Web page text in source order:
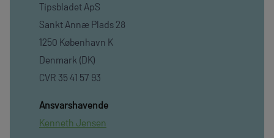
Tipsbladet ApS
Sankt Annæ Plads 28
1250 København K
Denmark (DK)
CVR 35 41 57 93
Ansvarshavende
Kenneth Jensen